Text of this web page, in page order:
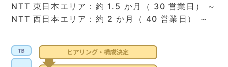
NTT 東日本エリア：約 1.5 か月（ 30 営業日） ～
NTT 西日本エリア：約 2 か月（ 40 営業日） ～